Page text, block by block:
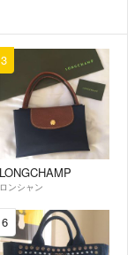
3
LONGCHAMP
ロンシャン
6